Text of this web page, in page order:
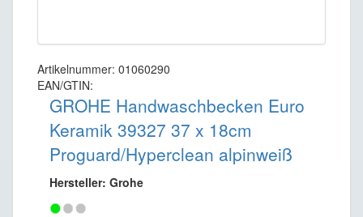
Artikelnummer: 01060290
EAN/GTIN:
GROHE Handwaschbecken Euro
Keramik 39327 37 x 18cm
Proguard/Hyperclean alpinweiß
Hersteller: Grohe